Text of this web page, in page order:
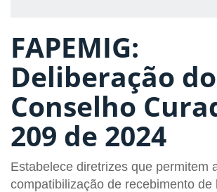
FAPEMIG:
Deliberação do
Conselho
209 de 2024
Estabelece diretrizes que permitem
compatibilização de recebimento de